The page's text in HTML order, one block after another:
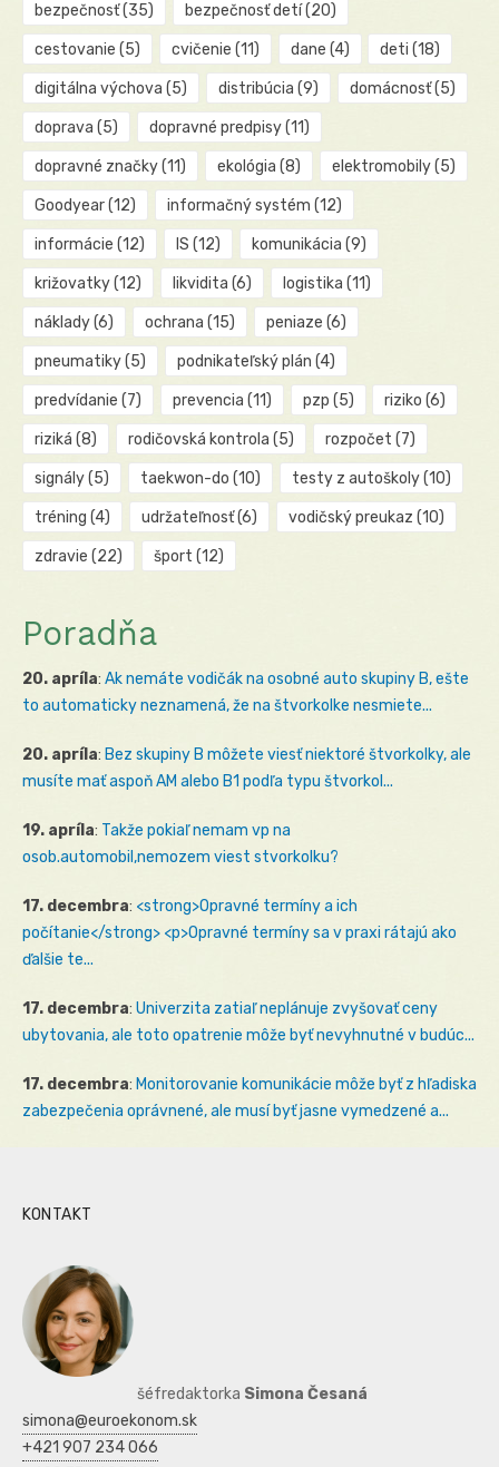
bezpečnosť(35) bezpečnosť detí(20)
cestovanie (5) cvičenie (11) dane (4) deti (18)
digitálna výchova (5) distribúcia (9) domácnosť(5)
doprava (5) dopravné predpisy(11)
dopravné značky(11) ekológia (8) elektromobily(5)
Goodyear(12) informačný systém (12)
informácie (12) IS (12) komunikácia (9)
križovatky(12) likvidita (6) logistika (11)
náklady(6) ochrana (15) peniaze (6)
pneumatiky(5) podnikateľský plán (4)
predvídanie (7) prevencia (11) pzp (5) riziko (6)
riziká (8) rodičovská kontrola (5) rozpočet (7)
signály(5) taekwon-do (10) testy z autoškoly(10)
tréning (4) udržateľnosť(6) vodičský preukaz (10)
zdravie (22) šport (12)
Poradňa
20. apríla: Ak nemáte vodičák na osobné auto skupiny B, ešte
to automaticky neznamená, že na štvorkolke nesmiete...
20. apríla: Bez skupiny B môžete viesť niektoré štvorkolky, ale
musíte mať aspoň AM alebo B1 podľa typu štvorkol...
19. apríla: Takže pokiaľ nemam vp na
osob.automobil,nemozem viest stvorkolku?
17. decembra: <strong>Opravné termíny a ich
počítanie</strong> <p>Opravné termíny sa v praxi rátajú ako
ďalšie te...
17. decembra: Univerzita zatiaľ neplánuje zvyšovať ceny
ubytovania, ale toto opatrenie môže byť nevyhnutné v budúc...
17. decembra: Monitorovanie komunikácie môže byť z hľadiska
zabezpečenia oprávnené, ale musí byť jasne vymedzené a...
KONTAKT
šéfredaktorka Simona Česaná
simona@euroekonom.sk
+421 907 234 066